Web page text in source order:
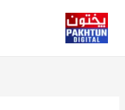
content